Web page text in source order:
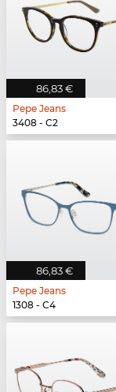
86,83 €
Pepe Jeans
3408 - C2
86,83 €
Pepe Jeans
1308 - C4